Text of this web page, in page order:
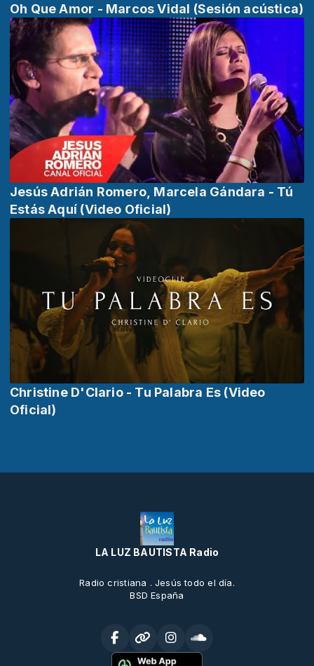
Oh Que Amor - Marcos Vidal (Sesión acústica)
Jesús Adrián Romero, Marcela Gándara - Tú
Estás Aquí (Video Oficial)
Christine D'Clario - Tu Palabra Es (Video
Oficial)
LA LUZ BAUTISTA Radio
Radio cristiana . Jesús todo el día.
BSD España